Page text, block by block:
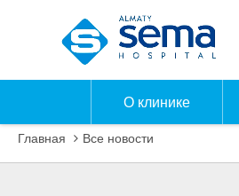
О клинике
Главная Все новости